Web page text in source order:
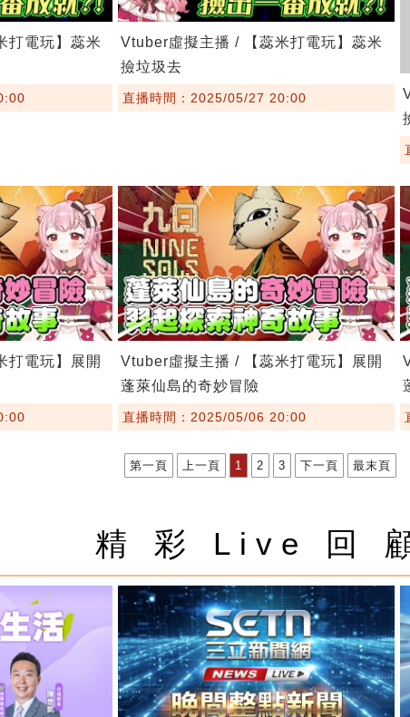
打電玩】蕊米
Vtuber虛擬主播 / 【蕊米打電玩】蕊米
撿垃圾去
直播時間：2025/05/27 20:00
打電玩】展開
Vtuber虛擬主播 / 【蕊米打電玩】展開
蓬萊仙島的奇妙冒險
直播時間：2025/05/06 20:00
第一頁 上一頁 1 2 3 下一頁 最末頁
精 彩 Live 回